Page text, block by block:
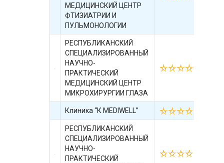
МЕДИЦИНСКИЙ ЦЕНТР
ФТИЗИАТРИИ И
ПУЛЬМОНОЛОГИИ
РЕСПУБЛИКАНСКИЙ
СПЕЦИАЛИЗИРОВАННЫЙ
НАУЧНО-
ПРАКТИЧЕСКИЙ
МЕДИЦИНСКИЙ ЦЕНТР
МИКРОХИРУРГИИ ГЛАЗА
Клиника “К MEDIWELL”
РЕСПУБЛИКАНСКИЙ
СПЕЦИАЛИЗИРОВАННЫЙ
НАУЧНО-
ПРАКТИЧЕСКИЙ